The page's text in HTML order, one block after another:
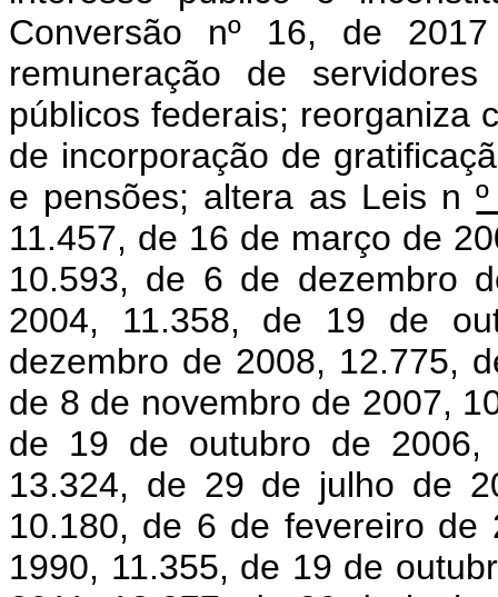
Conversão nº 16, de
remuneração de
públicos federais; reorganiza
de incorporação de
e pensões; altera as Leis n
11.457, de 16 de março de
10.593, de 6 de dezembro
2004, 11.358, de 19 de
dezembro de 2008, 12.775,
de 8 de novembro de 2007,
de 19 de outubro de
13.324, de 29 de julho de
10.180, de 6 de fevereiro de
1990, 11.355, de 19 de